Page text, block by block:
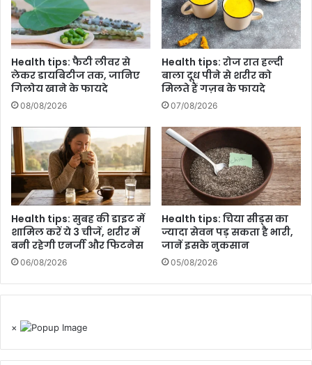
का
राशिफल
Health tips: फैटी लीवर से
लेकर डायबिटीज तक, जानिए
गिलोय खाने के फायदे
08/08/2026
Health tips: रोज रात हल्दी
बाला दूध पीने से शरीर को
मिलते हैं गज़ब के फायदे
07/08/2026
Health tips: सुबह की डाइट में
शामिल करें ये 3 चीजें, शरीर में
बनी रहेगी एनर्जी और फिटनेस
06/08/2026
Health tips: चिया सीड्स का
ज्यादा सेवन पड़ सकता है भारी,
जानें इसके नुकसान
05/08/2026
×